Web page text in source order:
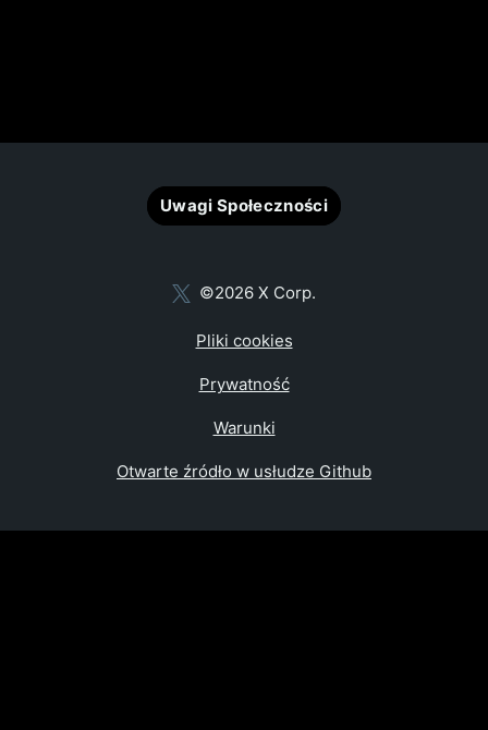
Uwagi Społeczności
©2026 X Corp.
Pliki cookies
Prywatność
Warunki
Otwarte źródło w usłudze Github